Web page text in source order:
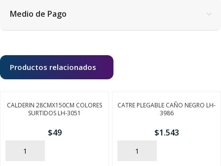
Medio de Pago
Productos relacionados
CALDERIN 28CMX150CM COLORES
SURTIDOS LH-3051
$49
AÑADIR
CATRE PLEGABLE CAÑO NEGRO LH-
3986
$1.543
AÑADIR